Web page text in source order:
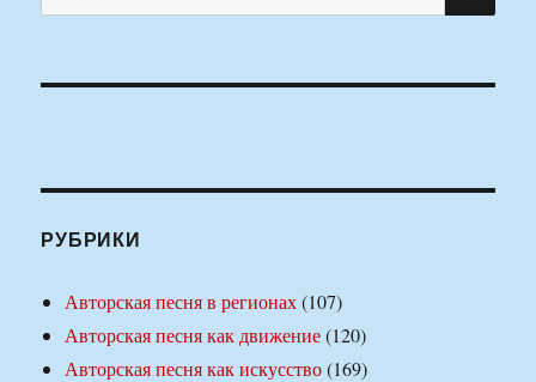
РУБРИКИ
Авторская песня в регионах(107)
Авторская песня как движение(120)
Авторская песня как искусство(169)